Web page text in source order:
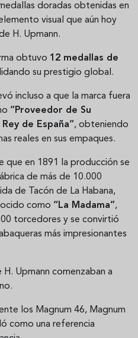
doradas obtenidas en
visual que aún hoy
H. Upmann.
obtuvo 12 medallas de
su prestigio global.
incluso a que la marca fuera
“Proveedor de Su
de España”, obteniendo
reales en sus empaques.
que en 1891 la producción se
de más de 10.000
de Tacón de La Habana,
como “La Madama”,
torcedores y se convirtió
más impresionantes
Upmann comenzaban a
los Magnum 46, Magnum
como una referencia